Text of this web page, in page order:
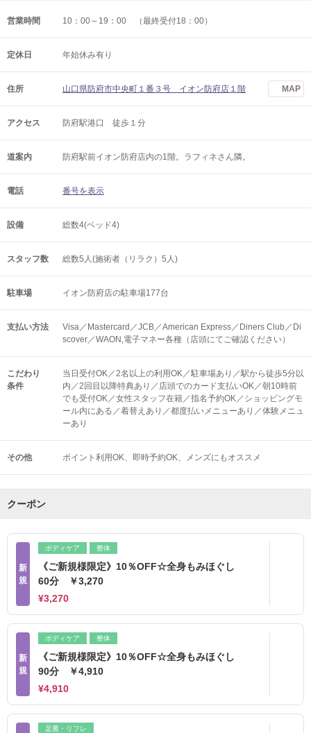
営業時間 10：00～19：00 （最終受付18：00）
定休日 年始休み有り
住所 山口県防府市中央町１番３号 イオン防府店１階 MAP
アクセス 防府駅港口 徒歩１分
道案内 防府駅前イオン防府店内の1階。ラフィネさん隣。
電話 番号を表示
設備 総数4(ベッド4)
スタッフ数 総数5人(施術者（リラク）5人)
駐車場 イオン防府店の駐車場177台
支払い方法
Visa／Mastercard／JCB／American Express／Diners Club／Di
scover／WAON,電子マネー各種（店頭にてご確認ください）
こだわり
条件
当日受付OK／2名以上の利用OK／駐車場あり／駅から徒歩5分以
内／2回目以降特典あり／店頭でのカード支払いOK／朝10時前
でも受付OK／女性スタッフ在籍／指名予約OK／ショッピングモ
ール内にある／着替えあり／都度払いメニューあり／体験メニュ
ーあり
その他 ポイント利用OK 即時予約OK メンズにもオススメ
クーポン
新
規
ボディケア 整体
《ご新規様限定》10％OFF☆全身もみほぐし
60分 ￥3,270
¥3,270
新
規
ボディケア 整体
《ご新規様限定》10％OFF☆全身もみほぐし
90分 ￥4,910
¥4,910
足裏・リフレ